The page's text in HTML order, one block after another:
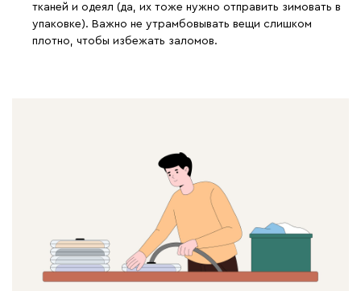
тканей и одеял (да, их тоже нужно отправить зимовать в
упаковке). Важно не утрамбовывать вещи слишком
плотно, чтобы избежать заломов.